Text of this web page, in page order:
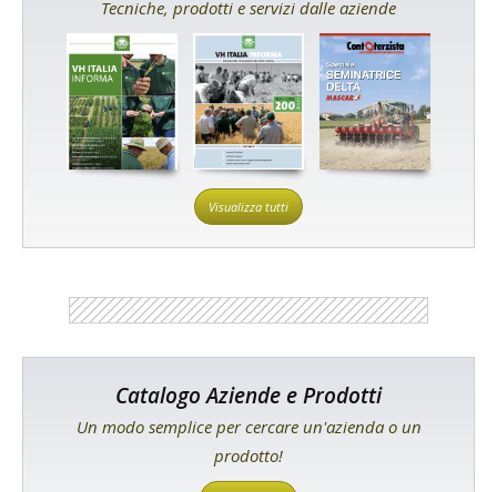
Tecniche, prodotti e servizi dalle aziende
Visualizza tutti
Catalogo Aziende e Prodotti
Un modo semplice per cercare un'azienda o un
prodotto!